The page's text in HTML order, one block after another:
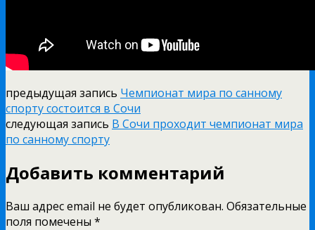
предыдущая запись Чемпионат мира по санному
спорту состоится в Сочи
следующая запись В Сочи проходит чемпионат мира
по санному спорту
Добавить комментарий
Ваш адрес email не будет опубликован. Обязательные
поля помечены *